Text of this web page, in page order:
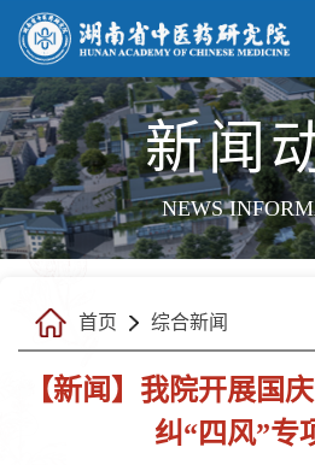
新闻
NEWS
首页 综合新闻
【新闻】我院开展国
纠“四风”专